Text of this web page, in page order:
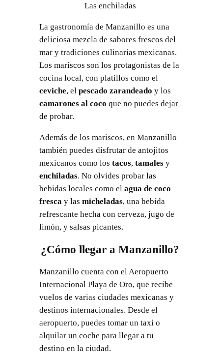
Las enchiladas
La gastronomía de Manzanillo es una
deliciosa mezcla de sabores frescos del
mar y tradiciones culinarias mexicanas.
Los mariscos son los protagonistas de la
cocina local, con platillos como el
ceviche, el pescado zarandeado y los
camarones al coco que no puedes dejar
de probar.
Además de los mariscos, en Manzanillo
también puedes disfrutar de antojitos
mexicanos como los tacos, tamalesy
enchiladas. No olvides probar las
bebidas locales como el agua de coco
fresca y las micheladas, una bebida
refrescante hecha con cerveza, jugo de
limón, y salsas picantes.
¿Cómo llegar a Manzanillo?
Manzanillo cuenta con el Aeropuerto
Internacional Playa de Oro, que recibe
vuelos de varias ciudades mexicanas y
destinos internacionales. Desde el
aeropuerto, puedes tomar un taxi o
alquilar un coche para llegar a tu
destino en la ciudad.